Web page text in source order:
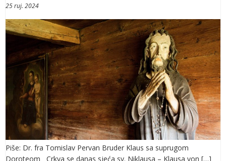
25 ruj. 2024
Piše: Dr. fra Tomislav Pervan Bruder Klaus sa suprugom
Doroteom Crkva se danas sjeća sv. Niklausa – Klausa von […]